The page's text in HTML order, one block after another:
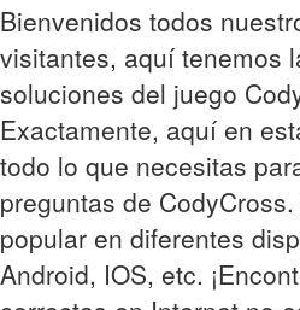
Bienvenidos todos
visitantes, aquí tenemos
soluciones del juego
Exactamente, aquí en
todo lo que necesitas
preguntas de
popular en diferentes
Android, IOS, etc.